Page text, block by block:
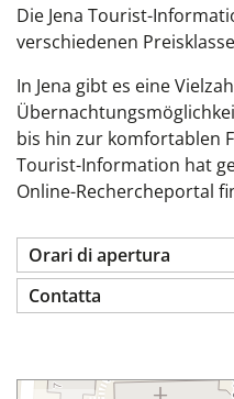
Die Jena Tourist-
verschiedenen
In Jena gibt es eine
bis hin zur komfortablen
Tourist-Information hat
Online-Rechercheportal
Orari di apertura
Contatta